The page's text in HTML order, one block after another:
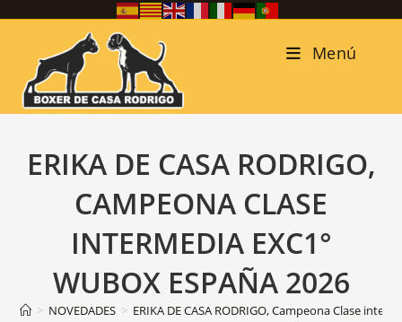
Menú
ERIKA DE CASA RODRIGO,
CAMPEONA CLASE
INTERMEDIA EXC1°
WUBOX ESPAÑA 2026
> NOVEDADES > ERIKA DE CASA RODRIGO, Campeona Clase